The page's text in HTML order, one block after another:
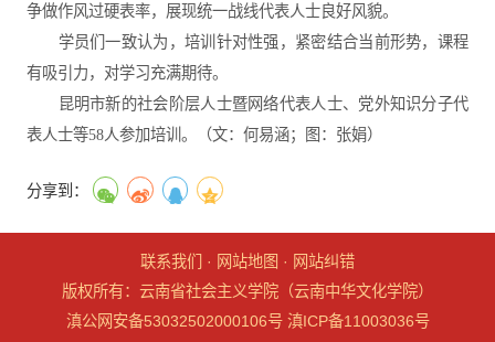
争做作风过硬表率，展现统一战线代表人士良好风貌。
学员们一致认为，培训针对性强，紧密结合当前形势，课程
有吸引力，对学习充满期待。
昆明市新的社会阶层人士暨网络代表人士、党外知识分子代
表人士等58人参加培训。（文：何易涵；图：张娟）
分享到：
联系我们 · 网站地图 · 网站纠错
版权所有：云南省社会主义学院（云南中华文化学院）
滇公网安备53032502000106号 滇ICP备11003036号